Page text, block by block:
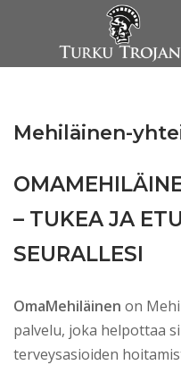
Mehiläinen-
– TUKEA JA
SEURALLESI
OmaMehiläinen on
palvelu, joka helpottaa
terveysasioiden